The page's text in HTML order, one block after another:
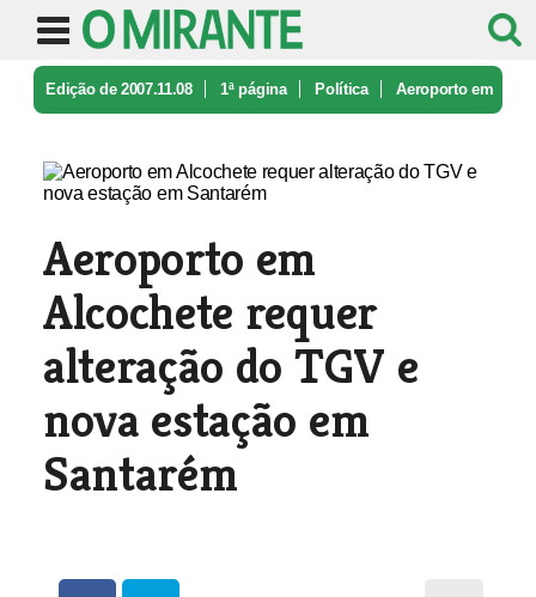
Edição de 2007.11.08 1ª página Política Aeroporto em
Aeroporto em
Alcochete requer
alteração do TGV e
nova estação em
Santarém